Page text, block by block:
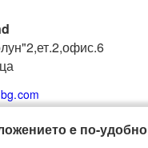
phone 0899449924
e по-удобно